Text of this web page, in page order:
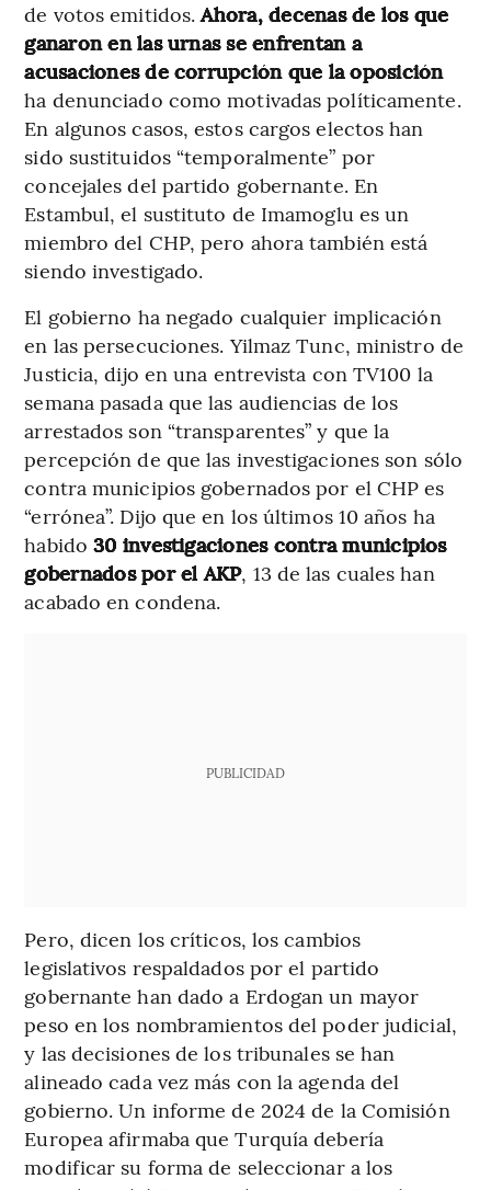
de votos emitidos.Ahora, decenas de los que
ganaron en las urnas se enfrentan a
acusaciones de corrupción que la oposición
ha denunciado como motivadas políticamente.
En algunos casos, estos cargos electos han
sido sustituidos “temporalmente” por
concejales del partido gobernante. En
Estambul, el sustituto de Imamoglu es un
miembro del CHP, pero ahora también está
siendo investigado.
El gobierno ha negado cualquier implicación
en las persecuciones. Yilmaz Tunc, ministro de
Justicia, dijo en una entrevista con TV100 la
semana pasada que las audiencias de los
arrestados son “transparentes” y que la
percepción de que las investigaciones son sólo
contra municipios gobernados por el CHP es
“errónea”. Dijo que en los últimos 10 años ha
habido30 investigaciones contra municipios
gobernados por el AKP, 13 de las cuales han
acabado en condena.
PUBLICIDAD
Pero, dicen los críticos, los cambios
legislativos respaldados por el partido
gobernante han dado a Erdogan un mayor
peso en los nombramientos del poder judicial,
y las decisiones de los tribunales se han
alineado cada vez más con la agenda del
gobierno. Un informe de 2024 de la Comisión
Europea afirmaba que Turquía debería
modificar su forma de seleccionar a los